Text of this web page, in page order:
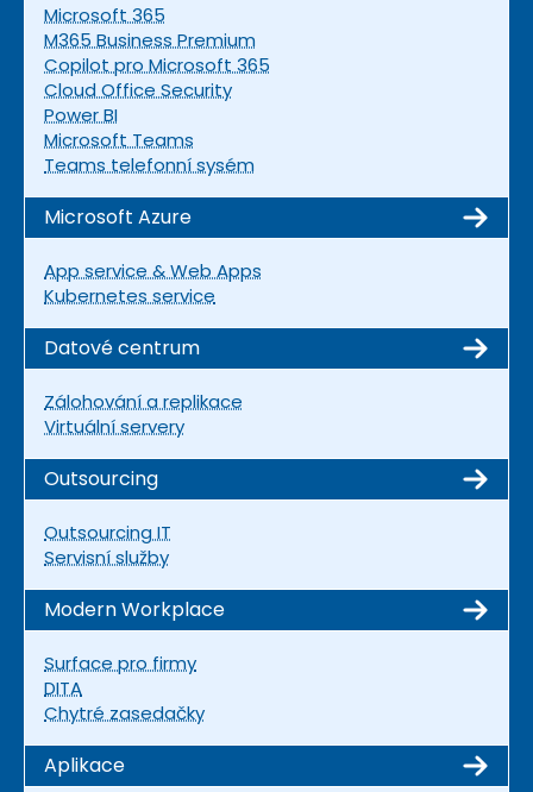
Microsoft 365
M365 Business Premium
Copilot pro Microsoft 365
Cloud Office Security
Power BI
Microsoft Teams
Teams telefonní sysém
Microsoft Azure
App service & Web Apps
Kubernetes service
Datové centrum
Zálohování a replikace
Virtuální servery
Outsourcing
Outsourcing IT
Servisní služby
Modern Workplace
Surface pro firmy
DITA
Chytré zasedačky
Aplikace